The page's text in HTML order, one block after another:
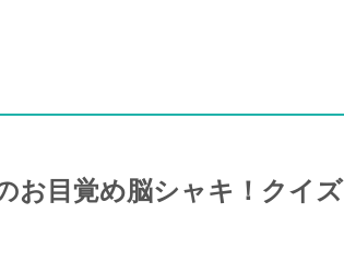
お目覚め脳シャキ！クイズ